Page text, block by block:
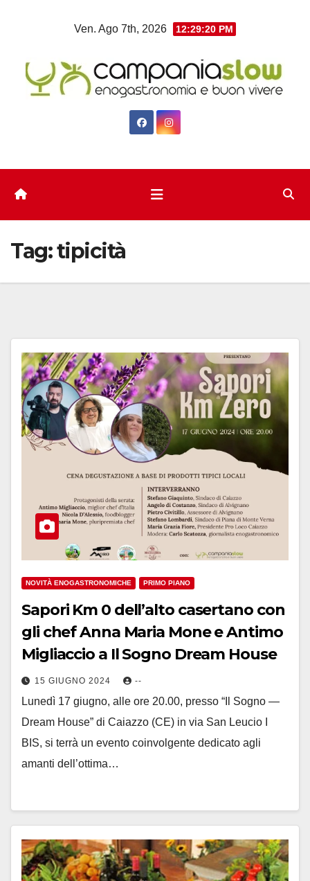
Ven. Ago 7th, 2026 12:29:21 PM
Tag:tipicità
NOVITÀ ENOGASTRONOMICHE PRIMO PIANO
Sapori Km 0 dell’alto casertano con
gli chef Anna Maria Mone e Antimo
Migliaccio a Il Sogno Dream House
15 GIUGNO 2024 --
Lunedì 17 giugno, alle ore 20.00, presso “Il Sogno —
Dream House” di Caiazzo (CE) in via San Leucio I
BIS, si terrà un evento coinvolgente dedicato agli
amanti dell’ottima…